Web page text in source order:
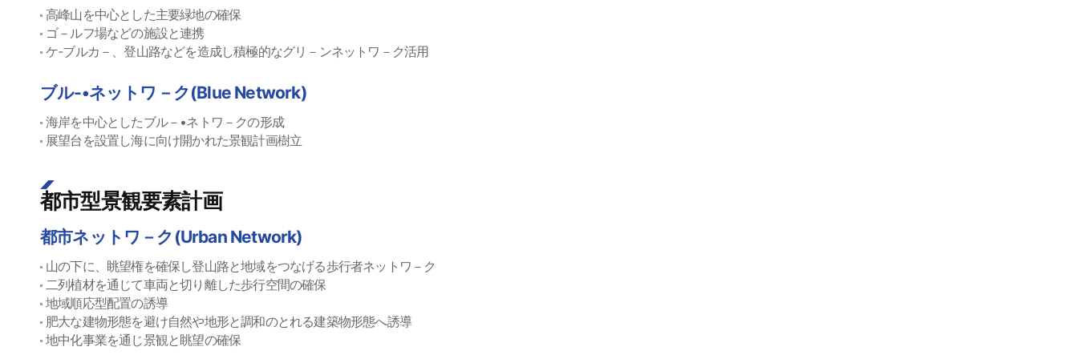
高峰山を中心とした主要緑地の確保
ゴ－ルフ場などの施設と連携
ケ-ブルカ－、登山路などを造成し積極的なグリ－ンネットワ－ク活用
ブル-•ネットワ－ク(Blue Network)
海岸を中心としたブル－•ネトワ－クの形成
展望台を設置し海に向け開かれた景観計画樹立
都市型景観要素計画
都市ネットワ－ク(Urban Network)
山の下に、眺望権を確保し登山路と地域をつなげる歩行者ネットワ－ク
二列植材を通じて車両と切り離した歩行空間の確保
地域順応型配置の誘導
肥大な建物形態を避け自然や地形と調和のとれる建築物形態へ誘導
地中化事業を通じ景観と眺望の確保